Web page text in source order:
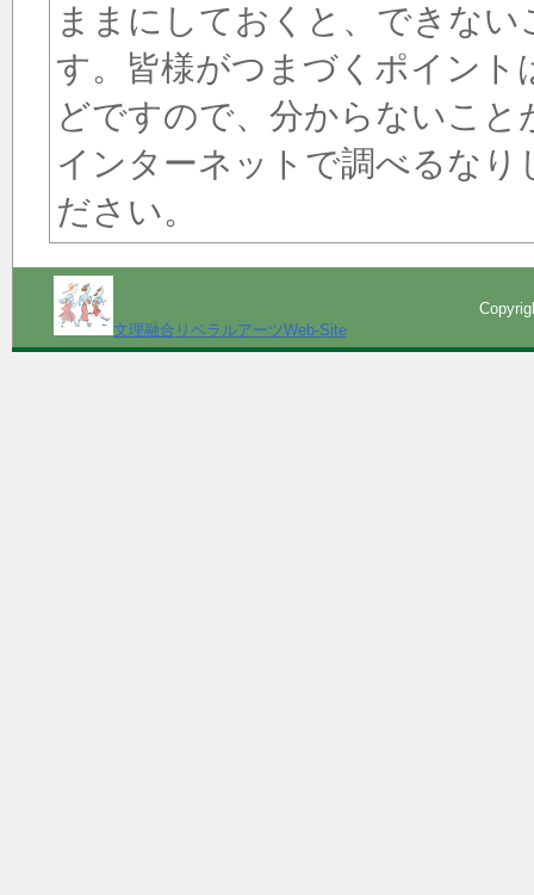
ままにしておくと、できな
す。皆様がつまづくポイン
どですので、分からないこ
インターネットで調べるな
ださい。
文理融合リベラルアーツWeb-Site